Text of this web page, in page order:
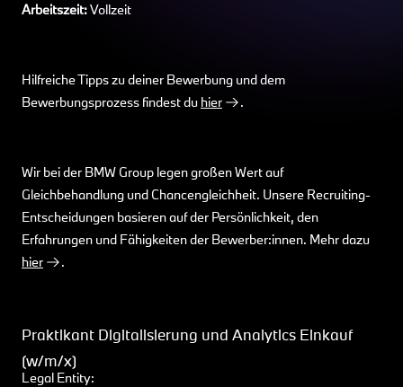
Arbeitszeit:Vollzeit
Hilfreiche Tipps zu deiner Bewerbung und dem
Bewerbungsprozess findest du hier .
Wir bei der BMW Group legen großen Wert auf
Gleichbehandlung und Chancengleichheit. Unsere Recruiting-
Entscheidungen basieren auf der Persönlichkeit, den
Erfahrungen und Fähigkeiten der Bewerber:innen. Mehr dazu
hier
.
Praktikant Digitalisierung und Analytics Einkauf
(w/m/x)
Legal Entity: